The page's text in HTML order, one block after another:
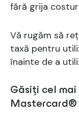
fără grija
Vă rugăm să
taxă pentru
înainte de a
Găsiți cel
Mastercard®